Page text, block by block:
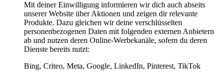
Mit deiner Einwilligung informieren wir dich auch abseits
unserer Website über Aktionen und zeigen dir relevante
Produkte. Dazu gleichen wir deine verschlüsselten
personenbezogenen Daten mit folgenden externen Anbietern
ab und nutzen deren Online-Werbekanäle, sofern du deren
Dienste bereits nutzt:
Bing, Criteo, Meta, Google, LinkedIn, Pinterest, TikTok